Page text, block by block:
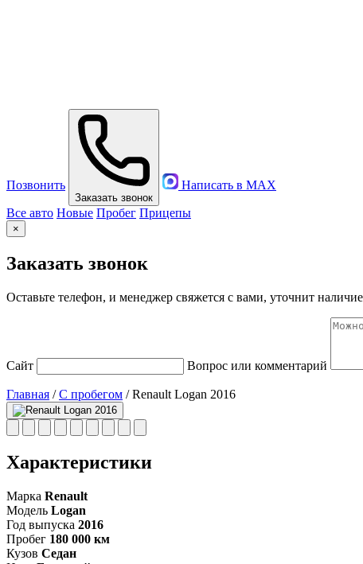
Позвонить
Заказать звонок
Написать в MAX
Все авто Новые Пробег Прицепы
×
Заказать звонок
Оставьте телефон, и менеджер свяжется с вами, уточнит
Сайт Вопрос или комментарий
Главная /С пробегом /Renault Logan 2016
Характеристики
Марка Renault
Модель Logan
Год выпуска 2016
Пробег 180 000 км
Кузов Седан